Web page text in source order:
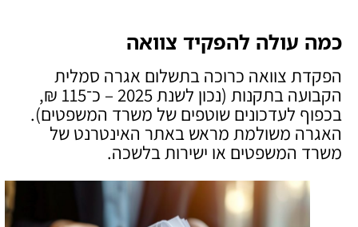
כמה עולה להפקיד צוואה
הפקדת צוואה כרוכה בתשלום אגרה סמלית
הקבועה בתקנות (נכון לשנת 2025 – כ־115 ₪,
בכפוף לעדכונים שוטפים של משרד המשפטים).
האגרה משולמת מראש באתר האינטרנט של
משרד המשפטים או ישירות בלשכה.